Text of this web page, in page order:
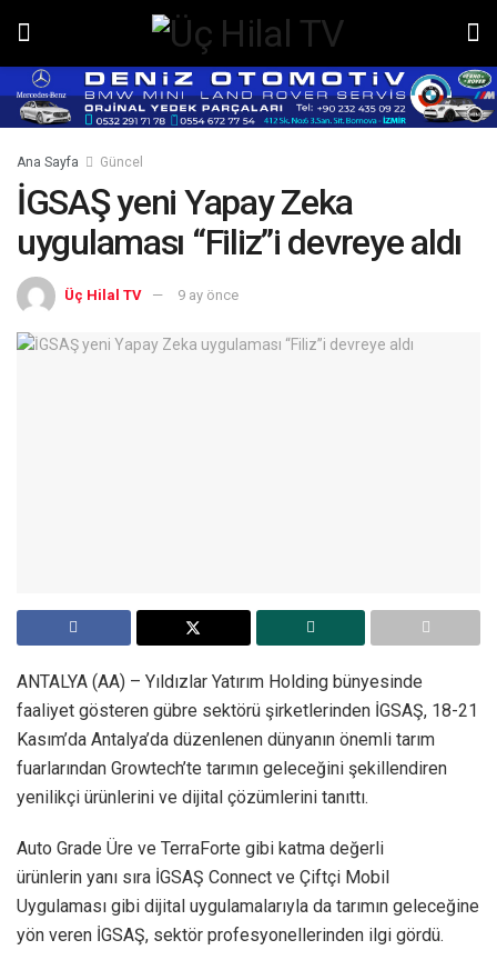
Ana Sayfa Güncel
İGSAŞ yeni Yapay Zeka
uygulaması “Filiz”i devreye aldı
Üç Hilal TV 9 ay önce
ANTALYA (AA) – Yıldızlar Yatırım Holding bünyesinde
faaliyet gösteren gübre sektörü şirketlerinden İGSAŞ, 18-21
Kasım’da Antalya’da düzenlenen dünyanın önemli tarım
fuarlarından Growtech’te tarımın geleceğini şekillendiren
yenilikçi ürünlerini ve dijital çözümlerini tanıttı.
Auto Grade Üre ve TerraForte gibi katma değerli
ürünlerin yanı sıra İGSAŞ Connect ve Çiftçi Mobil
Uygulaması gibi dijital uygulamalarıyla da tarımın geleceğine
yön veren İGSAŞ, sektör profesyonellerinden ilgi gördü.